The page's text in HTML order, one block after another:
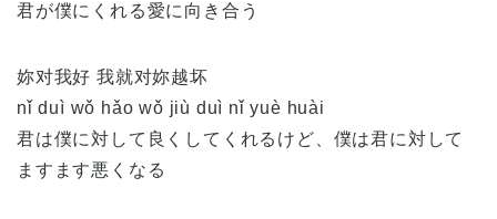
君が僕にくれる愛に向き合う
妳对我好 我就对妳越坏
nǐ duì wǒ hǎo wǒ jiù duì nǐ yuè huài
君は僕に対して良くしてくれるけど、僕は君に対して
ますます悪くなる